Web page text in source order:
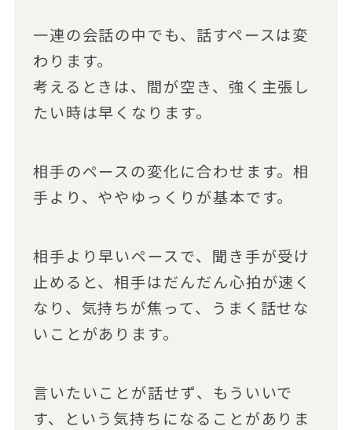
一連の会話の中でも、話すペースは変
わります。
考えるときは、間が空き、強く主張し
たい時は早くなります。
相手のペースの変化に合わせます。相
手より、ややゆっくりが基本です。
相手より早いペースで、聞き手が受け
止めると、相手はだんだん心拍が速く
なり、気持ちが焦って、うまく話せな
いことがあります。
言いたいことが話せず、もういいで
す、という気持ちになることがありま